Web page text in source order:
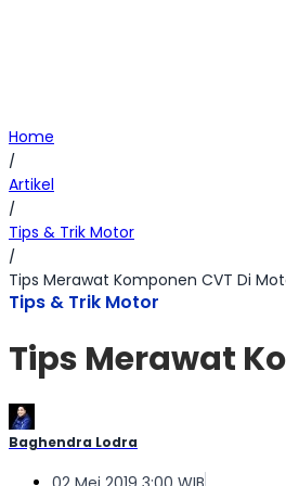
Home
/
Artikel
/
Tips & Trik Motor
/
Tips Merawat Komponen CVT Di
Tips & Trik Motor
Tips Merawat
Baghendra Lodra